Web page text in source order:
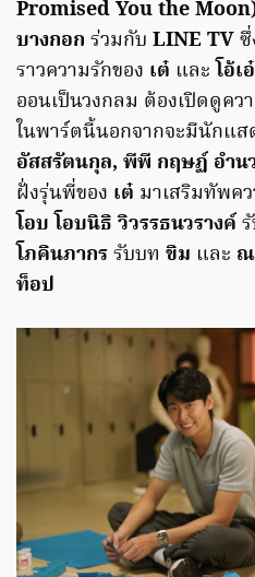
Promised You the
บางกอก ร่วมกับ LINE TV
ราวความรักของ เต๋ และโอ้เ
ออนเป็นวงกลม ต้องเปิดดูคว
ในพาร์ตนี้นอกจากจะมีนักแส
อัสสรัตนกุล, พีพี กฤษฏ์ อำน
ฝั่งรุ่นพี่ของ เต๋ มาเสริมทัพค
โอบ โอบนิธิ วิวรรธนวรางค์
โภคินภากรรับบท ขิม และ
ท็อป